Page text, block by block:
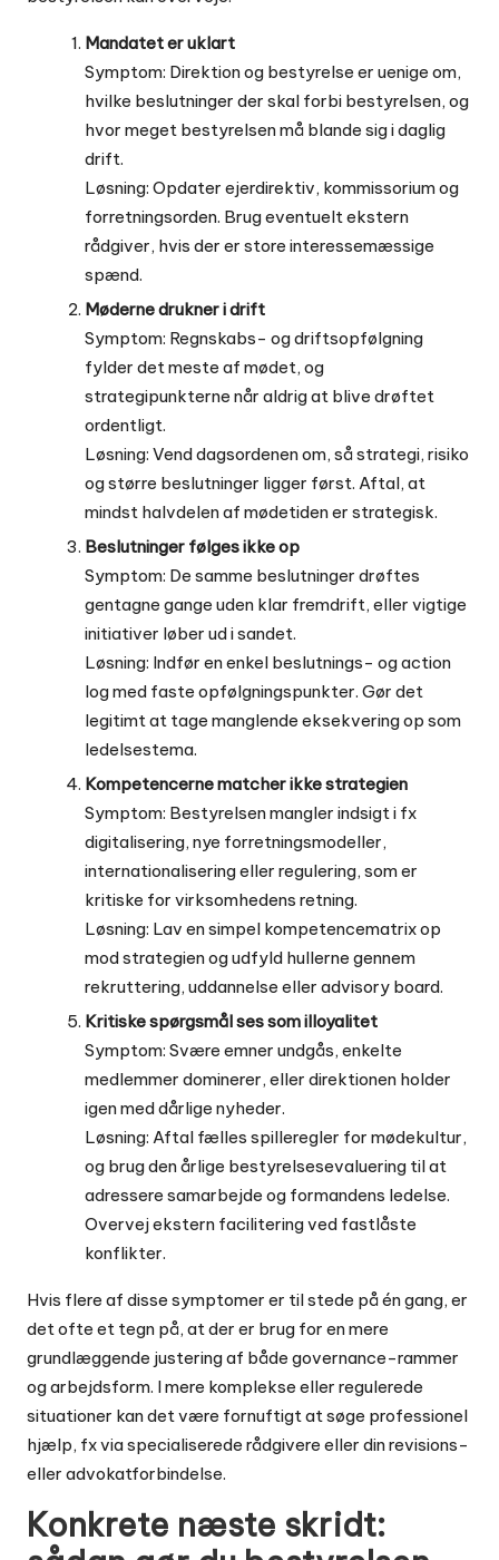
Mandatet er uklart
Symptom: Direktion og bestyrelse er uenige om,
hvilke beslutninger der skal forbi bestyrelsen, og
hvor meget bestyrelsen må blande sig i daglig
drift.
Løsning: Opdater ejerdirektiv, kommissorium og
forretningsorden. Brug eventuelt ekstern
rådgiver, hvis der er store interessemæssige
spænd.
Møderne drukner i drift
Symptom: Regnskabs- og driftsopfølgning
fylder det meste af mødet, og
strategipunkterne når aldrig at blive drøftet
ordentligt.
Løsning: Vend dagsordenen om, så strategi, risiko
og større beslutninger ligger først. Aftal, at
mindst halvdelen af mødetiden er strategisk.
Beslutninger følges ikke op
Symptom: De samme beslutninger drøftes
gentagne gange uden klar fremdrift, eller vigtige
initiativer løber ud i sandet.
Løsning: Indfør en enkel beslutnings- og action
log med faste opfølgningspunkter. Gør det
legitimt at tage manglende eksekvering op som
ledelsestema.
Kompetencerne matcher ikke strategien
Symptom: Bestyrelsen mangler indsigt i fx
digitalisering, nye forretningsmodeller,
internationalisering eller regulering, som er
kritiske for virksomhedens retning.
Løsning: Lav en simpel kompetencematrix op
mod strategien og udfyld hullerne gennem
rekruttering, uddannelse eller advisory board.
Kritiske spørgsmål ses som illoyalitet
Symptom: Svære emner undgås, enkelte
medlemmer dominerer, eller direktionen holder
igen med dårlige nyheder.
Løsning: Aftal fælles spilleregler for mødekultur,
og brug den årlige bestyrelsesevaluering til at
adressere samarbejde og formandens ledelse.
Overvej ekstern facilitering ved fastlåste
konflikter.
Hvis flere af disse symptomer er til stede på én gang, er
det ofte et tegn på, at der er brug for en mere
grundlæggende justering af både governance-rammer
og arbejdsform. I mere komplekse eller regulerede
situationer kan det være fornuftigt at søge professionel
hjælp, fx via specialiserede rådgivere eller din revisions-
eller advokatforbindelse.
Konkrete næste skridt: